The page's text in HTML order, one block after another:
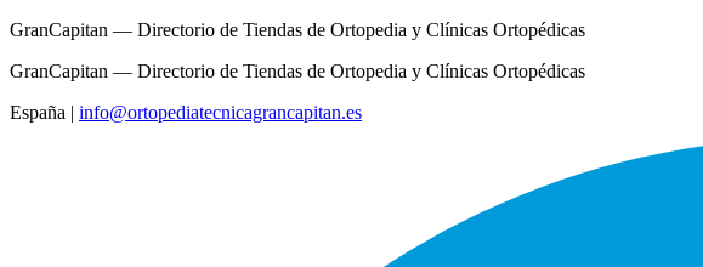
GranCapitan — Directorio de Tiendas de Ortopedia y Clínicas Ortopédicas
GranCapitan — Directorio de Tiendas de Ortopedia y Clínicas Ortopédicas
España | info@ortopediatecnicagrancapitan.es